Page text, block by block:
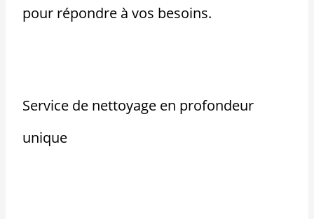
pour répondre à vos besoins.
Service de nettoyage en profondeur
unique